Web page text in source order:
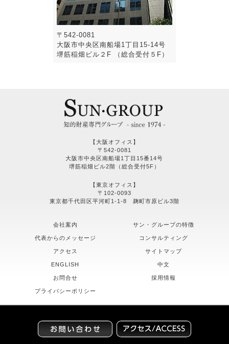
〒542-0081
大阪市中央区南船場1丁目15-14号
堺筋稲畑ビル２F （総合受付５F）
【大阪オフィス】
〒542-0081
大阪市中央区南船場1丁目15番14号
堺筋稲畑ビル2階（総合受付5F）
【東京オフィス】
〒102-0093
東京都千代田区平河町1-1-8 麹町市原ビル3階
会社案内 サン・グループの特徴
代表からのメッセージ コンサルティング
アクセス サイトマップ
ENGLISH 中文
お問合せ 採用情報
プライバシーポリシー